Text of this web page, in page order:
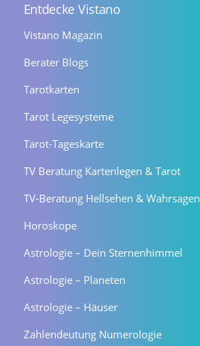
Entdecke Vistano
Vistano Magazin
Berater Blogs
Tarotkarten
Tarot Legesysteme
Tarot-Tageskarte
TV Beratung Kartenlegen & Tarot
TV-Beratung Hellsehen & Wahrsagen
Horoskope
Astrologie – Dein Sternenhimmel
Astrologie – Planeten
Astrologie – Häuser
Zahlendeutung Numerologie